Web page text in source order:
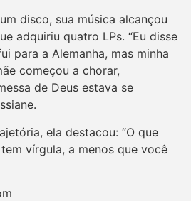
disco, sua música alcançou
adquiriu quatro LPs. “Eu disse
para a Alemanha, mas minha
começou a chorar,
de Deus estava se
ela destacou: “O que
vírgula, a menos que você